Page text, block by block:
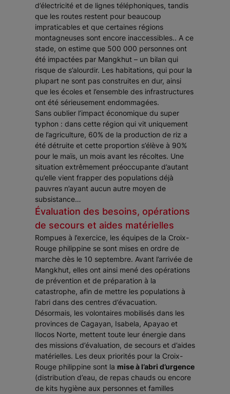
d’électricité et de lignes téléphoniques, tandis
que les routes restent pour beaucoup
impraticables et que certaines régions
montagneuses sont encore inaccessibles.. A ce
stade, on estime que 500 000 personnes ont
été impactées par Mangkhut – un bilan qui
risque de s’alourdir. Les habitations, qui pour la
plupart ne sont pas construites en dur, ainsi
que les écoles et l’ensemble des infrastructures
ont été sérieusement endommagées.
Sans oublier l’impact économique du super
typhon : dans cette région qui vit uniquement
de l’agriculture, 60% de la production de riz a
été détruite et cette proportion s’élève à 90%
pour le maïs, un mois avant les récoltes. Une
situation extrêmement préoccupante d’autant
qu’elle vient frapper des populations déjà
pauvres n’ayant aucun autre moyen de
subsistance…
Évaluation des besoins, opérations
de secours et aides matérielles
Rompues à l’exercice, les équipes de la Croix-
Rouge philippine se sont mises en ordre de
marche dès le 10 septembre. Avant l’arrivée de
Mangkhut, elles ont ainsi mené des opérations
de prévention et de préparation à la
catastrophe, afin de mettre les populations à
l’abri dans des centres d’évacuation.
Désormais, les volontaires mobilisés dans les
provinces de Cagayan, Isabela, Apayao et
Ilocos Norte, mettent toute leur énergie dans
des missions d’évaluation, de secours et d’aides
matérielles. Les deux priorités pour la Croix-
Rouge philippine sont la mise à l’abri d’urgence
(distribution d’eau, de repas chauds ou encore
de kits hygiène aux personnes et familles